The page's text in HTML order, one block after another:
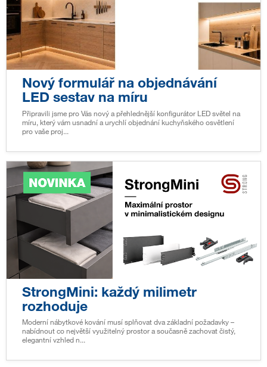
Nový formulář na objednávání
LED sestav na míru
Připravili jsme pro Vás nový a přehlednější konfigurátor LED světel na
míru, který vám usnadní a urychlí objednání kuchyňského osvětlení
pro vaše proj...
StrongMini: každý milimetr
rozhoduje
Moderní nábytkové kování musí splňovat dva základní požadavky –
nabídnout co největší využitelný prostor a současně zachovat čistý,
elegantní vzhled n...